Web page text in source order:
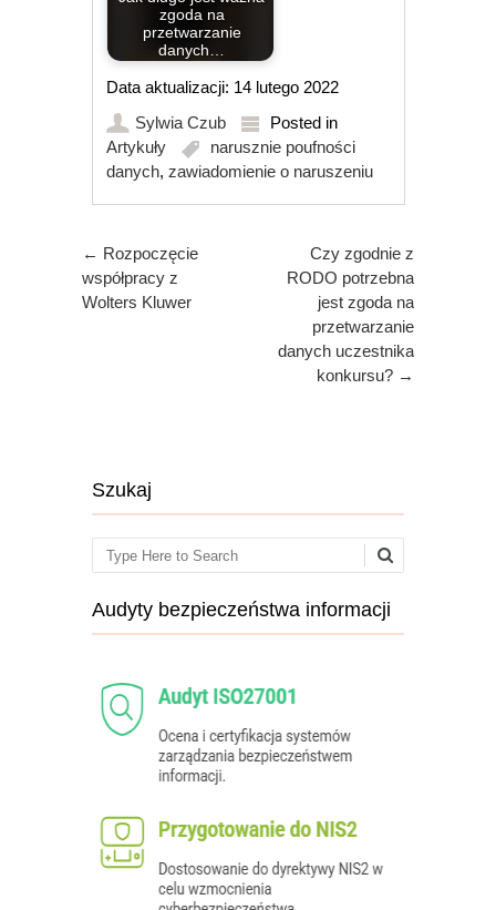
zgoda na
przetwarzanie
danych…
Data aktualizacji: 14 lutego 2022
Sylwia Czub
Posted in
Artykuły
narusznie poufności
danych,zawiadomienie o naruszeniu
Post navigation
← Rozpoczęcie
współpracy z
Wolters Kluwer
Czy zgodnie z
RODO potrzebna
jest zgoda na
przetwarzanie
danych uczestnika
konkursu? →
Szukaj
Search
Audyty bezpieczeństwa informacji